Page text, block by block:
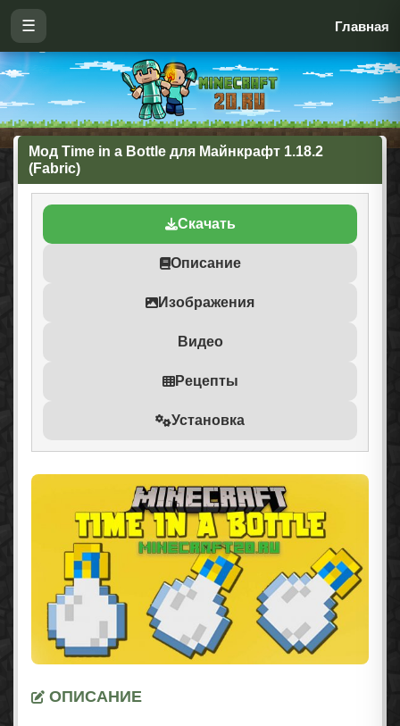
☰ Главная
Мод Time in a Bottle для Майнкрафт 1.18.2
(Fabric)
Скачать
Описание
Изображения
Видео
Рецепты
Установка
ОПИСАНИЕ